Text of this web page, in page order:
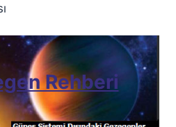
Rehberi